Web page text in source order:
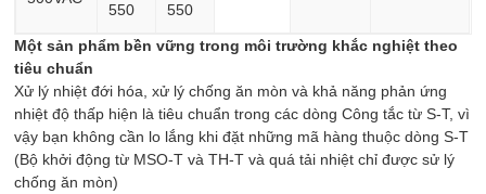
550
550
Một sản phẩm bền vững trong môi trường khắc nghiệt theo
tiêu chuẩn
Xử lý nhiệt đới hóa, xử lý chống ăn mòn và khả năng phản ứng
nhiệt độ thấp hiện là tiêu chuẩn trong các dòng Công tắc từ S-T, vì
vậy bạn không cần lo lắng khi đặt những mã hàng thuộc dòng S-T
(Bộ khởi động từ MSO-T và TH-T và quá tải nhiệt chỉ được sử lý
chống ăn mòn)